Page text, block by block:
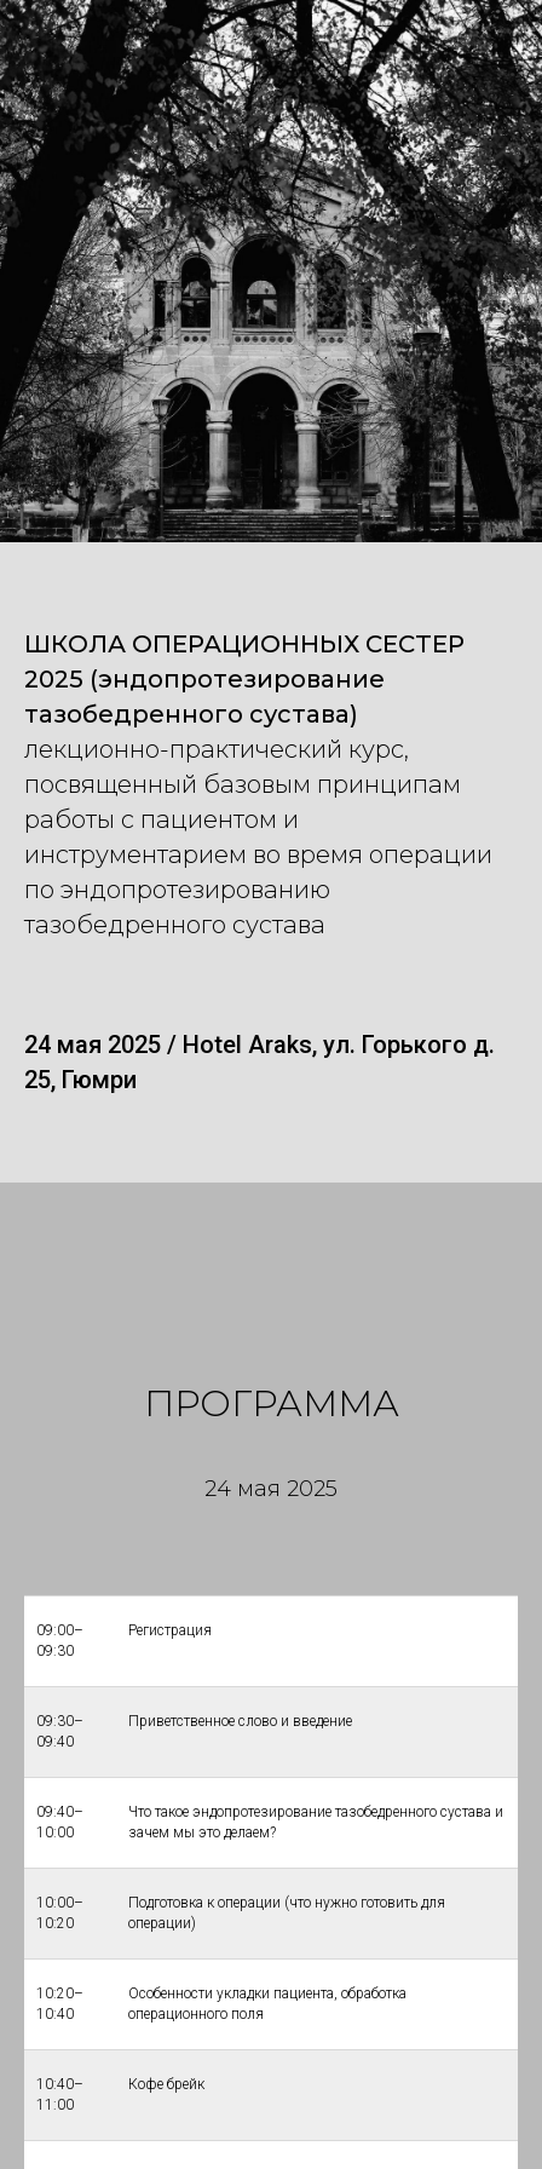
ШКОЛА ОПЕРАЦИОННЫХ СЕСТЕР
2025 (эндопротезирование
тазобедренного сустава)
лекционно-практический курс,
посвященный базовым принципам
работы с пациентом и
инструментарием во время операции
по эндопротезированию
тазобедренного сустава
24 мая 2025 / Hotel Araks, ул. Горького д.
25, Гюмри
ПРОГРАММА
24 мая 2025
09:00–
09:30
Регистрация
09:30–
09:40
Приветственное слово и введение
09:40–
10:00
Что такое эндопротезирование тазобедренного сустава и
зачем мы это делаем?
10:00–
10:20
Подготовка к операции (что нужно готовить для
операции)
10:20–
10:40
Особенности укладки пациента, обработка
операционного поля
10:40–
11:00
Кофе брейк